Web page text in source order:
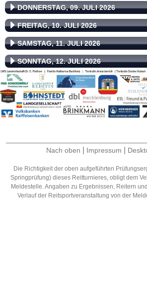
DONNERSTAG, 09. JULI 2026
FREITAG, 10. JULI 2026
SAMSTAG, 11. JULI 2026
SONNTAG, 12. JULI 2026
Nach oben Impressum
Die Richtigkeit der oben aufgeführten
Springprüfung) dieses Reitturnieres, obligt dem
Meldestelle. Angaben zu Ergebnissen, Reitern
Verlauf der Reitsportveranstaltung von der